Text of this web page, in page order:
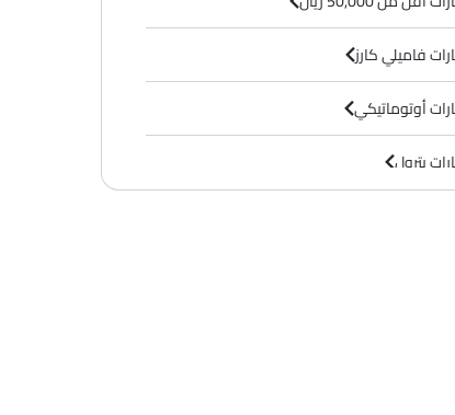
فاميلي كارز
أوتوماتيكي
بترول